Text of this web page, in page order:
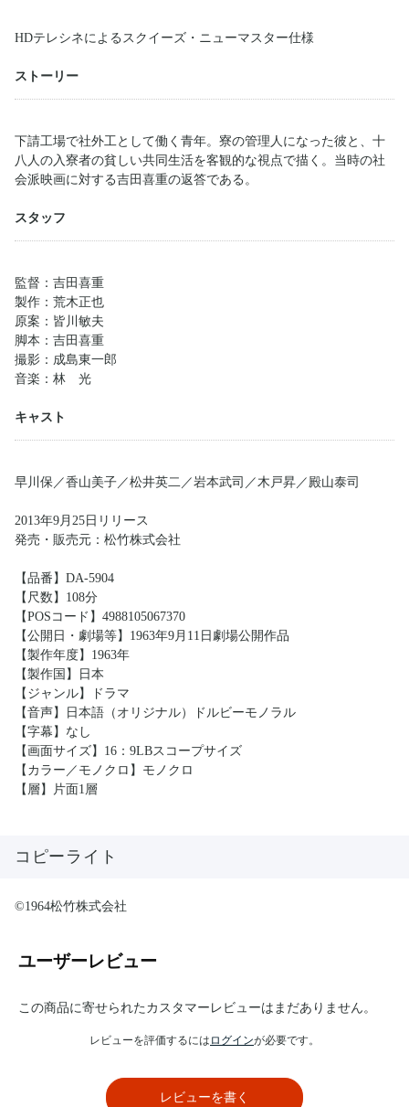
HDテレシネによるスクイーズ・ニューマスター仕様
ストーリー
下請工場で社外工として働く青年。寮の管理人になった彼と、十
八人の入寮者の貧しい共同生活を客観的な視点で描く。当時の社
会派映画に対する吉田喜重の返答である。
スタッフ
監督：吉田喜重
製作：荒木正也
原案：皆川敏夫
脚本：吉田喜重
撮影：成島東一郎
音楽：林 光
キャスト
早川保／香山美子／松井英二／岩本武司／木戸昇／殿山泰司
2013年9月25日リリース
発売・販売元：松竹株式会社
【品番】DA-5904
【尺数】108分
【POSコード】4988105067370
【公開日・劇場等】1963年9月11日劇場公開作品
【製作年度】1963年
【製作国】日本
【ジャンル】ドラマ
【音声】日本語（オリジナル）ドルビーモノラル
【字幕】なし
【画面サイズ】16：9LBスコープサイズ
【カラー／モノクロ】モノクロ
【層】片面1層
コピーライト
©1964松竹株式会社
ユーザーレビュー
この商品に寄せられたカスタマーレビューはまだありません。
レビューを評価するには ログインが必要です。
レビューを書く